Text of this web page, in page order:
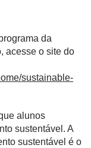
da
acesse o site do
sustainable-
alunos
sustentável. A
sustentável é o